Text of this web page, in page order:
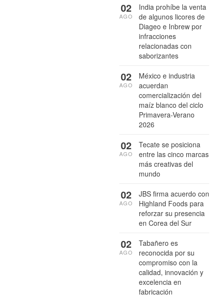
India prohíbe la venta
de algunos licores de
Diageo e Inbrew por
infracciones
relacionadas con
saborizantes
02
AGO
México e industria
acuerdan
comercialización del
maíz blanco del ciclo
Primavera-Verano
2026
02
AGO
Tecate se posiciona
entre las cinco marcas
más creativas del
mundo
02
AGO
JBS firma acuerdo con
Highland Foods para
reforzar su presencia
en Corea del Sur
02
AGO
Tabañero es
reconocida por su
compromiso con la
calidad, innovación y
excelencia en
fabricación
02
AGO